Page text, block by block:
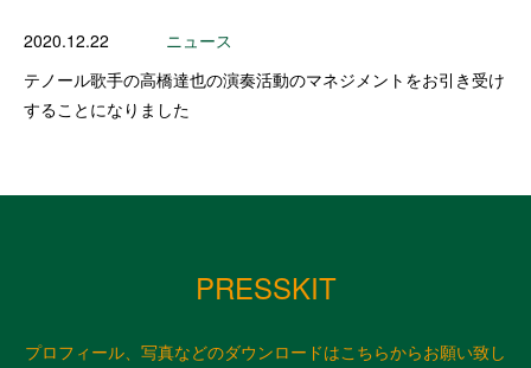
2020.12.22
ニュース
テノール歌手の高橋達也の演奏活動のマネジメントをお引き受け
することになりました
PRESSKIT
プロフィール、写真などのダウンロードはこちらからお願い致し